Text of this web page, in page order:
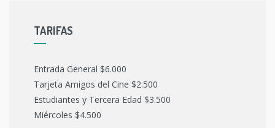
TARIFAS
Entrada General $6.000
Tarjeta Amigos del Cine $2.500
Estudiantes y Tercera Edad $3.500
Miércoles $4.500